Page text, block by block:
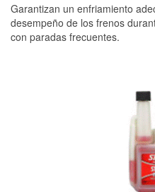
Garantizan un enfriamiento
desempeño de los frenos
con paradas frecuentes.